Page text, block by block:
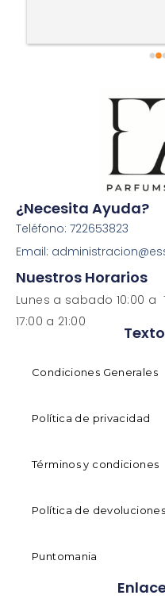
¿Necesita Ayuda?
Teléfono: 722653823
Email:
Nuestros Horarios
Lunes a sabado 10:00 a
17:00 a 21:00
Condiciones Generales
Política de privacidad
Términos y condiciones
Política de
Puntomania